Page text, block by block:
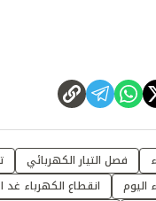
فصل التيار الكهربائي
اليوم
انقطاع الكهرباء غد ا